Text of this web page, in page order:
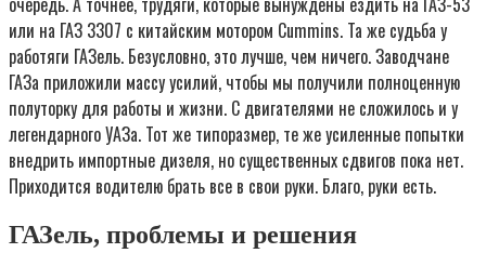
или на ГАЗ 3307 с китайским мотором Cummins. Та же судьба у
работяги ГАЗель. Безусловно, это лучше, чем ничего. Заводчане
ГАЗа приложили массу усилий, чтобы мы получили полноценную
полуторку для работы и жизни. С двигателями не сложилось и у
легендарного УАЗа. Тот же типоразмер, те же усиленные попытки
внедрить импортные дизеля, но существенных сдвигов пока нет.
Приходится водителю брать все в свои руки. Благо, руки есть.
ГАЗель, проблемы и решения